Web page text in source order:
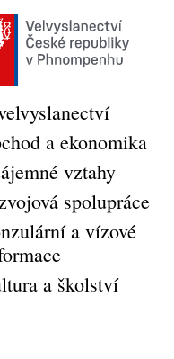
a ekonomika
vztahy
spolupráce
a vízové
a školství